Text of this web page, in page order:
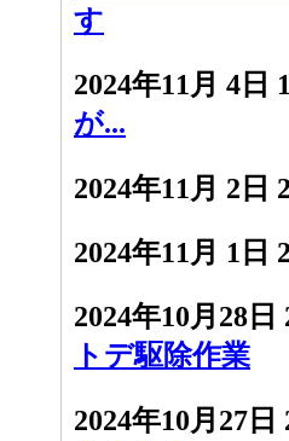
す
2024年11月 4日
が...
2024年11月 2日
2024年11月 1日
2024年10月28
トデ駆除作業
2024年10月27